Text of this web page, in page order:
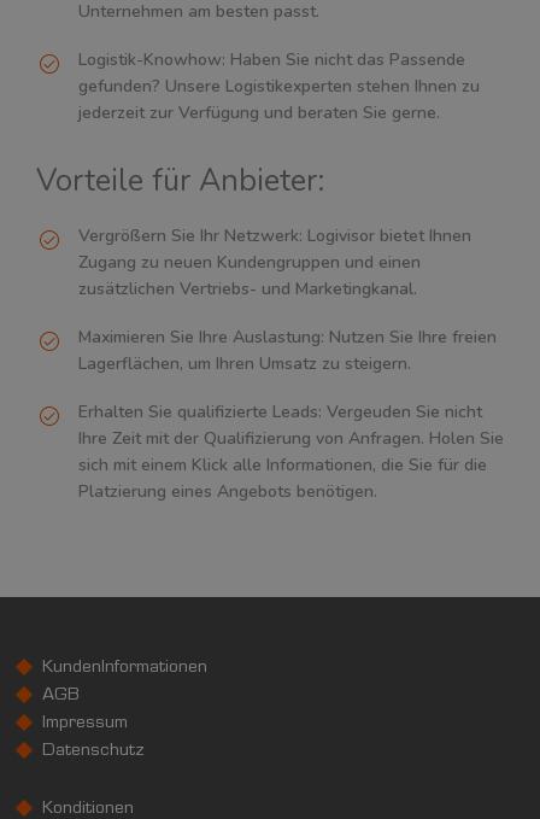
Unternehmen am besten passt.
Logistik-Knowhow: Haben Sie nicht das Passende
gefunden? Unsere Logistikexperten stehen Ihnen zu
jederzeit zur Verfügung und beraten Sie gerne.
Vorteile für Anbieter:
Vergrößern Sie Ihr Netzwerk: Logivisor bietet Ihnen
Zugang zu neuen Kundengruppen und einen
zusätzlichen Vertriebs- und Marketingkanal.
Maximieren Sie Ihre Auslastung: Nutzen Sie Ihre freien
Lagerflächen, um Ihren Umsatz zu steigern.
Erhalten Sie qualifizierte Leads: Vergeuden Sie nicht
Ihre Zeit mit der Qualifizierung von Anfragen. Holen Sie
sich mit einem Klick alle Informationen, die Sie für die
Platzierung eines Angebots benötigen.
KundenInformationen
AGB
Impressum
Datenschutz
Konditionen